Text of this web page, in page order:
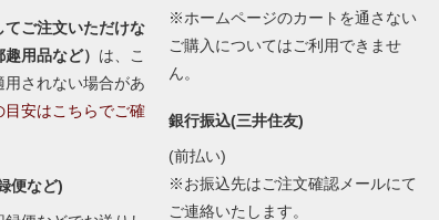
ご注文いただけな
用品など） は、こ
用されない場合があ
目安はこちらでご確
便など)
※ホームページのカートを通さない
ご購入についてはご利用できませ
ん。
銀行振込(三井住友)
(前払い)
※お振込先はご注文確認メールにて
ご連絡いたします。